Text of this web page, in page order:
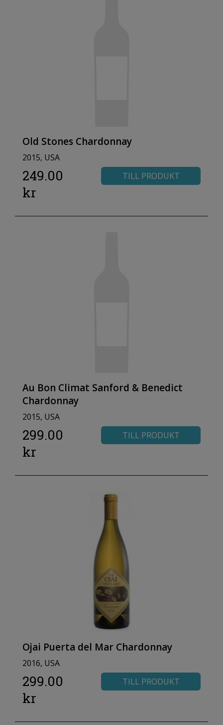
Old Stones Chardonnay
2015, USA
249.00
kr
TILL PRODUKT
Au Bon Climat Sanford & Benedict
Chardonnay
2015, USA
299.00
kr
TILL PRODUKT
Ojai Puerta del Mar Chardonnay
2016, USA
299.00
kr
TILL PRODUKT